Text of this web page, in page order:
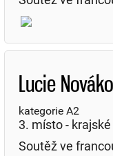
Lucie
kategorie A2
3. místo -
Soutěž ve